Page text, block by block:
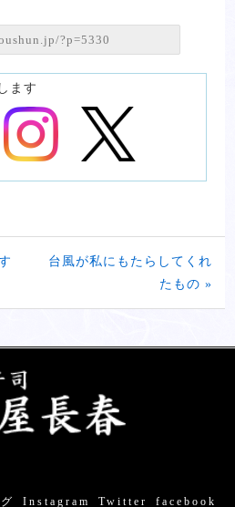
ます
台風が私にもたらしてくれ
たもの »
Instagram Twitter facebook